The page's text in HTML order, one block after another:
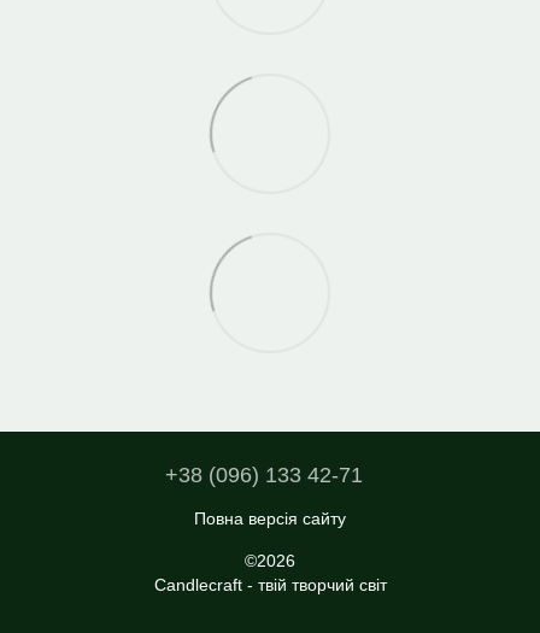
+38 (096) 133 42-71
Повна версія сайту
©2026
Candlecraft - твій творчий світ